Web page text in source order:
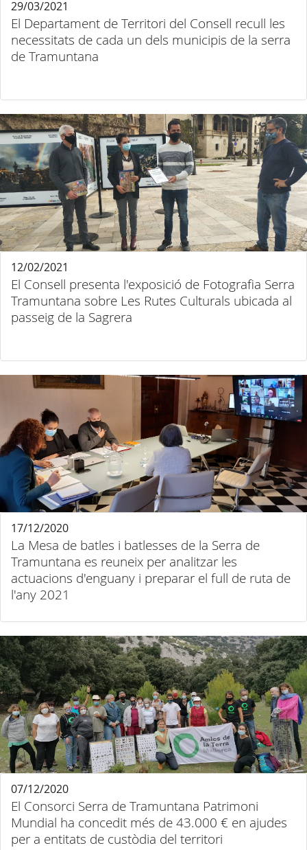
El Departament de Territori del Consell recull les
necessitats de cada un dels municipis de la serra
de Tramuntana
29/03/2021
El Consell presenta l'exposició de Fotografia Serra
Tramuntana sobre Les Rutes Culturals ubicada al
passeig de la Sagrera
12/02/2021
La Mesa de batles i batlesses de la Serra de
Tramuntana es reuneix per analitzar les
actuacions d'enguany i preparar el full de ruta de
l'any 2021
17/12/2020
El Consorci Serra de Tramuntana Patrimoni
Mundial ha concedit més de 43.000 € en ajudes
per a entitats de custòdia del territori
07/12/2020